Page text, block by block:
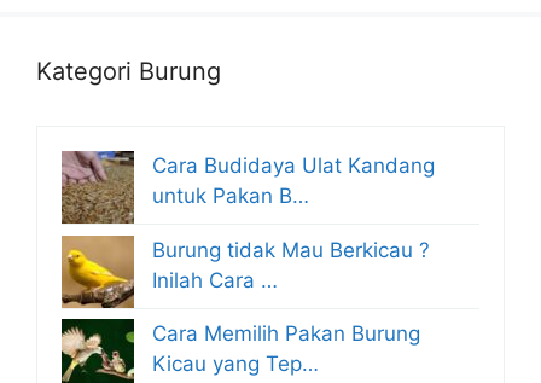
Kategori Burung
Cara Budidaya Ulat Kandang
untuk Pakan B…
Burung tidak Mau Berkicau ?
Inilah Cara …
Cara Memilih Pakan Burung
Kicau yang Tep…